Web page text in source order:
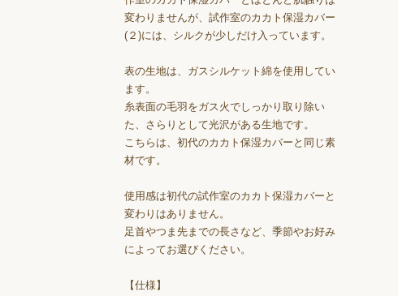
変わりませんが、試作室のカカト保湿カバー
(２)には、シルクが少しだけ入っています。
表の生地は、ガスシルケット綿を使用してい
ます。
糸表面の毛羽をガス火でしっかり取り除い
た、さらりとして光沢がある生地です。
こちらは、初代のカカト保湿カバーと同じ素
材です。
使用感は初代の試作室のカカト保湿カバーと
変わりはありません。
足首やつま先までの長さなど、季節やお好み
によってお選びください。
【仕様】